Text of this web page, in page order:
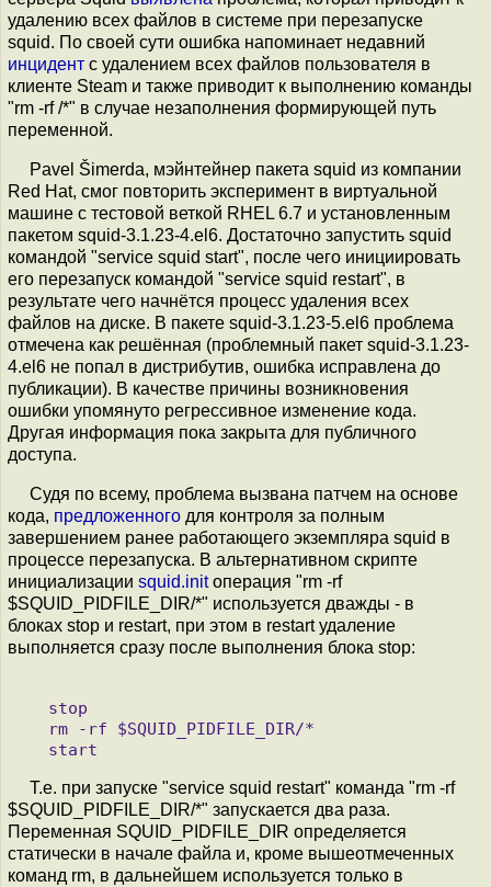
удалению всех файлов в системе при перезапуске
squid. По своей сути ошибка напоминает недавний
инцидент с удалением всех файлов пользователя в
клиенте Steam и также приводит к выполнению команды
"rm -rf /*" в случае незаполнения формирующей путь
переменной.
Pavel Šimerda, мэйнтейнер пакета squid из компании
Red Hat, смог повторить эксперимент в виртуальной
машине с тестовой веткой RHEL 6.7 и установленным
пакетом squid-3.1.23-4.el6. Достаточно запустить squid
командой "service squid start", после чего инициировать
его перезапуск командой "service squid restart", в
результате чего начнётся процесс удаления всех
файлов на диске. В пакете squid-3.1.23-5.el6 проблема
отмечена как решённая (проблемный пакет squid-3.1.23-
4.el6 не попал в дистрибутив, ошибка исправлена до
публикации). В качестве причины возникновения
ошибки упомянуто регрессивное изменение кода.
Другая информация пока закрыта для публичного
доступа.
Судя по всему, проблема вызвана патчем на основе
кода, предложенного для контроля за полным
завершением ранее работающего экземпляра squid в
процессе перезапуска. В альтернативном скрипте
инициализации squid.initоперация "rm -rf
$SQUID_PIDFILE_DIR/*" используется дважды - в
блоках stop и restart, при этом в restart удаление
выполняется сразу после выполнения блока stop:
Т.е. при запуске "service squid restart" команда "rm -rf
$SQUID_PIDFILE_DIR/*" запускается два раза.
Переменная SQUID_PIDFILE_DIR определяется
статически в начале файла и, кроме вышеотмеченных
команд rm, в дальнейшем используется только в